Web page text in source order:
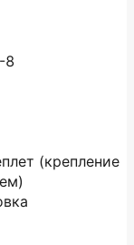
8
(крепление